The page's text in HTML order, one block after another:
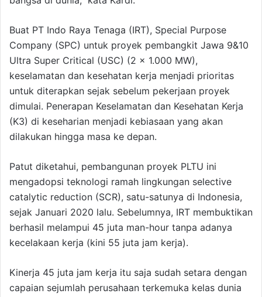
Buat PT Indo Raya Tenaga (IRT), Special Purpose
Company (SPC) untuk proyek pembangkit Jawa 9&10
Ultra Super Critical (USC) (2 x 1.000 MW),
keselamatan dan kesehatan kerja menjadi prioritas
untuk diterapkan sejak sebelum pekerjaan proyek
dimulai. Penerapan Keselamatan dan Kesehatan Kerja
(K3) di keseharian menjadi kebiasaan yang akan
dilakukan hingga masa ke depan.
Patut diketahui, pembangunan proyek PLTU ini
mengadopsi teknologi ramah lingkungan selective
catalytic reduction (SCR), satu-satunya di Indonesia,
sejak Januari 2020 lalu. Sebelumnya, IRT membuktikan
berhasil melampui 45 juta man-hour tanpa adanya
kecelakaan kerja (kini 55 juta jam kerja).
Kinerja 45 juta jam kerja itu saja sudah setara dengan
capaian sejumlah perusahaan terkemuka kelas dunia